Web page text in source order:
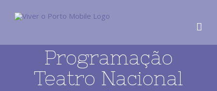
Programação
Teatro Nacional